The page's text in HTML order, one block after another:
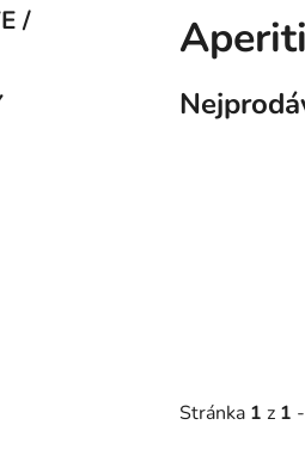
/
Stránka 1 z 1 -